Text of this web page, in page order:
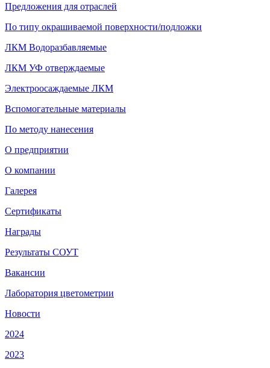
Предложения для отраслей
По типу окрашиваемой поверхности/подложки
ЛКМ Водоразбавляемые
ЛКМ УФ отверждаемые
Электроосаждаемые ЛКМ
Вспомогательные материалы
По методу нанесения
О предприятии
О компании
Галерея
Сертификаты
Награды
Результаты СОУТ
Вакансии
Лаборатория цветометрии
Новости
2024
2023